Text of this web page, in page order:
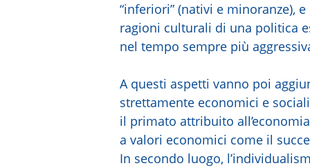
“inferiori” (nativi e minoranze),
ragioni culturali di una politica
nel tempo sempre più
A questi aspetti vanno poi
strettamente economici e
il primato attribuito
a valori economici come il
In secondo luogo,